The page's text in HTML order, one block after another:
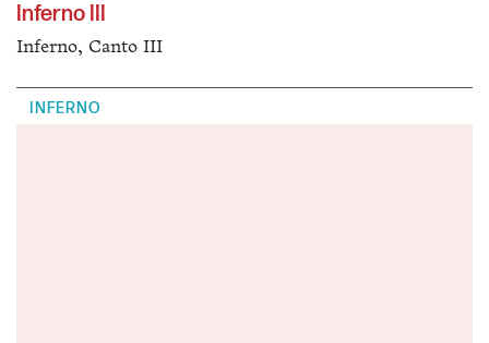
Inferno III
Inferno, Canto III
INFERNO